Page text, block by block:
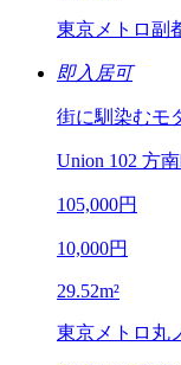
東京メトロ副
即入居可
街に馴染むモ
Union 102 方
105,000円
10,000円
29.52m²
東京メトロ丸